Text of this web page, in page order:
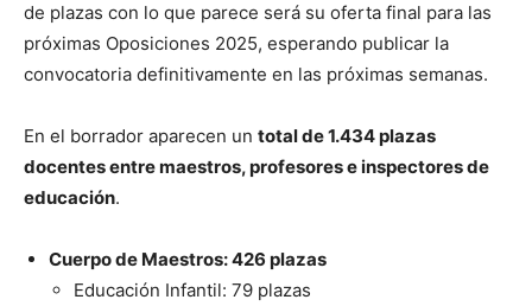
de plazas con lo que parece será su oferta final para las
próximas Oposiciones 2025, esperando publicar la
convocatoria definitivamente en las próximas semanas.
En el borrador aparecen un total de 1.434 plazas
docentes entre maestros, profesores e inspectores de
educación.
Cuerpo de Maestros: 426 plazas
Educación Infantil: 79 plazas